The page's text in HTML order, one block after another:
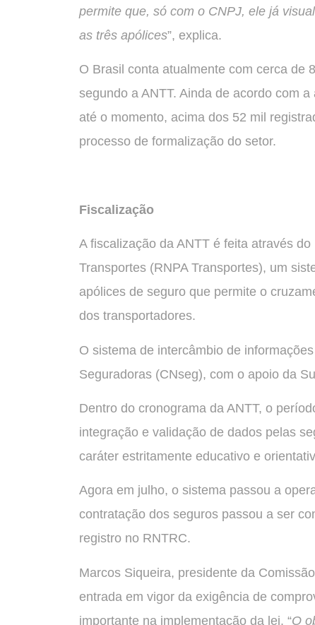
permite que, só com o CNPJ, ele já
as três apólices”, explica.
O Brasil conta atualmente com cerca de
segundo a ANTT. Ainda de acordo com
até o momento, acima dos 52 mil
processo de formalização do setor.
Fiscalização
A fiscalização da ANTT é feita através
Transportes (RNPA Transportes), um
apólices de seguro que permite o
dos transportadores.
O sistema de intercâmbio de
Seguradoras (CNseg), com o apoio da
Dentro do cronograma da ANTT, o
integração e validação de dados pelas
caráter estritamente educativo e
Agora em julho, o sistema passou a
contratação dos seguros passou a ser
registro no RNTRC.
Marcos Siqueira, presidente da
entrada em vigor da exigência de
importante na implementação da lei. “O